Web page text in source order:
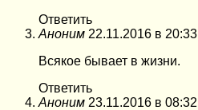
Ответить
Аноним 22.11.2016 в 20:33
Всякое бывает в жизни.
Ответить
Аноним 23.11.2016 в 08:32